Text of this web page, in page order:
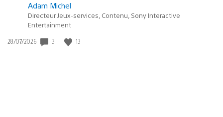
Adam Michel
Directeur Jeux-services, Contenu, Sony Interactive
Entertainment
Date
28/07/2026 3 13